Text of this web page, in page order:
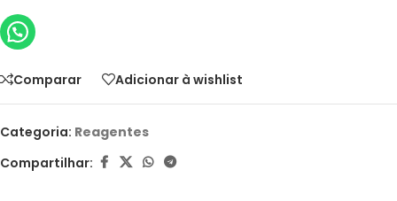
Comparar Adicionar à wishlist
Categoria: Reagentes
Compartilhar: